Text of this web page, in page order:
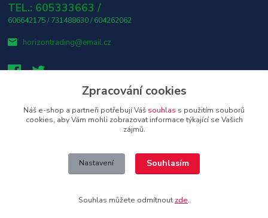
TEL.: 605333663 /
606642175 / 731488630 / 604262062
horizontrading@email.cz
👤 Osobní odběr s platbou v hotovosti ZDARMA! 🎶
elektroniky a příslušenství
Zpracování cookies
Náš e-shop a partneři potřebují Váš souhlas s použitím souborů
cookies, aby Vám mohli zobrazovat informace týkající se Vašich
zájmů.
Nastavení Souhlasím
Souhlas můžete odmítnout zde.